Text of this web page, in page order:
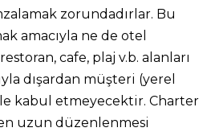
zorundadırlar. Bu
amacıyla ne de otel
cafe, plaj v.b. alanları
dışardan müşteri (yerel
kabul etmeyecektir. Charter
uzun düzenlenmesi